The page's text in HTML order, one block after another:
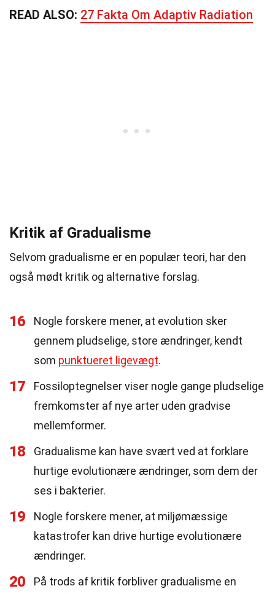
READ ALSO: 27 Fakta Om Adaptiv Radiation
Kritik af Gradualisme
Selvom gradualisme er en populær teori, har den
også mødt kritik og alternative forslag.
16
Nogle forskere mener, at evolution sker
gennem pludselige, store ændringer, kendt
som punktueret ligevægt.
17
Fossiloptegnelser viser nogle gange pludselige
fremkomster af nye arter uden gradvise
mellemformer.
18
Gradualisme kan have svært ved at forklare
hurtige evolutionære ændringer, som dem der
ses i bakterier.
19
Nogle forskere mener, at miljømæssige
katastrofer kan drive hurtige evolutionære
ændringer.
20
På trods af kritik forbliver gradualisme en